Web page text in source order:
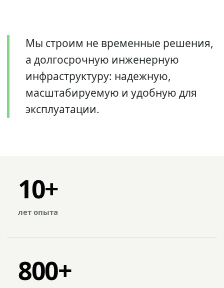
Мы строим не временные решения,
а долгосрочную инженерную
инфраструктуру: надежную,
масштабируемую и удобную для
эксплуатации.
10+
лет опыта
800+